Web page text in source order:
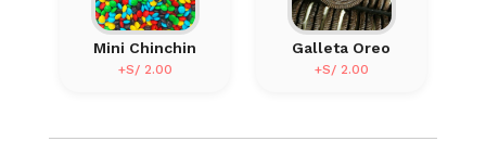
Mini Chinchin
+S/ 2.00
Galleta Oreo
+S/ 2.00